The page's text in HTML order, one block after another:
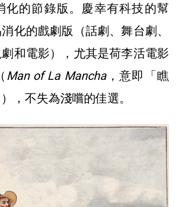
化的節錄版。慶幸有科技的幫
化的戲劇版（話劇、舞台劇、
和電影），尤其是荷李活電影
Man of La Mancha，意即「瞧
，不失為淺嚐的佳選。